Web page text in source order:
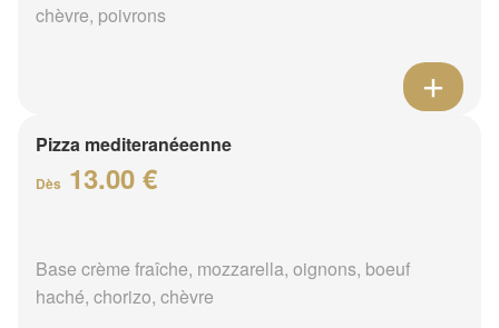
chèvre, poivrons
Pizza mediteranéeenne
Dès 13.00 €
Base crème fraîche, mozzarella, oignons, boeuf
haché, chorizo, chèvre